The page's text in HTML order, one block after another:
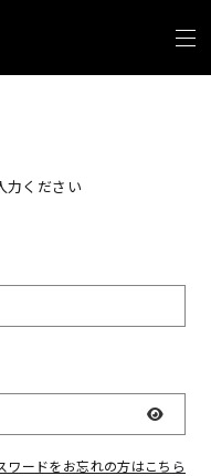
力ください
表示
ワードをお忘れの方はこちら